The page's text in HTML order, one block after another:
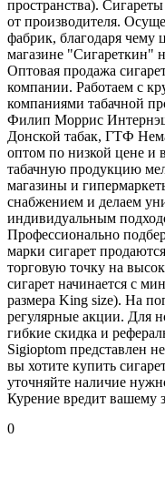
пространства).
от производителя.
фабрик, благодаря чему
магазине "Сигареткин"
Оптовая продажа
компании. Работаем с
компаниями табачной
Филип Моррис
Донской табак, ГТФ
оптом по низкой цене и
табачную продукцию
магазины и
снабжением и делаем
индивидуальным
Профессионально
марки сигарет
торговую точку на
сигарет начинается с
размера King size). На
регулярные акции. Для
гибкие скидка и
Sigioptom представлен
вы хотите купить
уточняйте наличие
Курение вредит вашему
0